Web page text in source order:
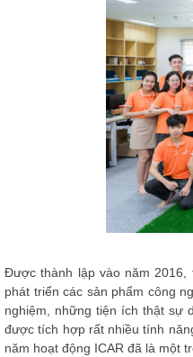
Được thành lập vào năm 2016,
phát triển các sản phẩm công
nghiệm, những tiện ích thật sự
được tích hợp rất nhiều tính
năm hoạt động ICAR đã là một